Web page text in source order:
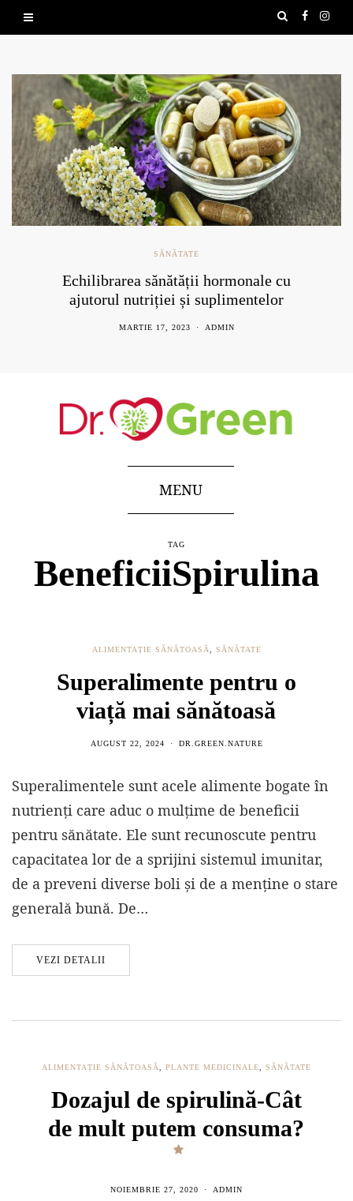
SĂNĂTATE
Echilibrarea sănătății hormonale cu
ajutorul nutriției și suplimentelor
MARTIE 17, 2023 ADMIN
MENU
TAG
BeneficiiSpirulina
ALIMENTAȚIE SĂNĂTOASĂ SĂNĂTATE
Superalimente pentru o
viață mai sănătoasă
AUGUST 22, 2024 DR.GREEN.NATURE
Superalimentele sunt acele alimente bogate în
nutrienți care aduc o mulțime de beneficii
pentru sănătate. Ele sunt recunoscute pentru
capacitatea lor de a sprijini sistemul imunitar,
de a preveni diverse boli și de a menține o stare
generală bună. De…
VEZI DETALII
ALIMENTAȚIE SĂNĂTOASĂ PLANTE MEDICINALE SĂNĂTATE
Dozajul de spirulină-Cât
de mult putem consuma?
NOIEMBRIE 27, 2020 ADMIN